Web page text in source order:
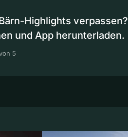
Highlights verpassen?
und App herunterladen.
5